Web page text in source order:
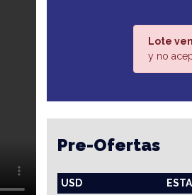
Lote
y no
Pre-Ofertas
USD